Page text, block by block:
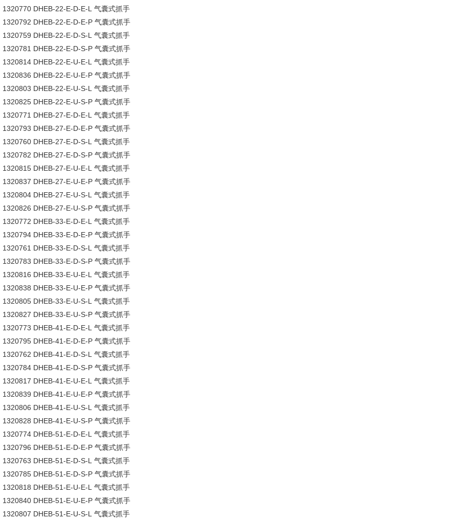
1320770 DHEB-22-E-D-E-L 气囊式抓手
1320792 DHEB-22-E-D-E-P 气囊式抓手
1320759 DHEB-22-E-D-S-L 气囊式抓手
1320781 DHEB-22-E-D-S-P 气囊式抓手
1320814 DHEB-22-E-U-E-L 气囊式抓手
1320836 DHEB-22-E-U-E-P 气囊式抓手
1320803 DHEB-22-E-U-S-L 气囊式抓手
1320825 DHEB-22-E-U-S-P 气囊式抓手
1320771 DHEB-27-E-D-E-L 气囊式抓手
1320793 DHEB-27-E-D-E-P 气囊式抓手
1320760 DHEB-27-E-D-S-L 气囊式抓手
1320782 DHEB-27-E-D-S-P 气囊式抓手
1320815 DHEB-27-E-U-E-L 气囊式抓手
1320837 DHEB-27-E-U-E-P 气囊式抓手
1320804 DHEB-27-E-U-S-L 气囊式抓手
1320826 DHEB-27-E-U-S-P 气囊式抓手
1320772 DHEB-33-E-D-E-L 气囊式抓手
1320794 DHEB-33-E-D-E-P 气囊式抓手
1320761 DHEB-33-E-D-S-L 气囊式抓手
1320783 DHEB-33-E-D-S-P 气囊式抓手
1320816 DHEB-33-E-U-E-L 气囊式抓手
1320838 DHEB-33-E-U-E-P 气囊式抓手
1320805 DHEB-33-E-U-S-L 气囊式抓手
1320827 DHEB-33-E-U-S-P 气囊式抓手
1320773 DHEB-41-E-D-E-L 气囊式抓手
1320795 DHEB-41-E-D-E-P 气囊式抓手
1320762 DHEB-41-E-D-S-L 气囊式抓手
1320784 DHEB-41-E-D-S-P 气囊式抓手
1320817 DHEB-41-E-U-E-L 气囊式抓手
1320839 DHEB-41-E-U-E-P 气囊式抓手
1320806 DHEB-41-E-U-S-L 气囊式抓手
1320828 DHEB-41-E-U-S-P 气囊式抓手
1320774 DHEB-51-E-D-E-L 气囊式抓手
1320796 DHEB-51-E-D-E-P 气囊式抓手
1320763 DHEB-51-E-D-S-L 气囊式抓手
1320785 DHEB-51-E-D-S-P 气囊式抓手
1320818 DHEB-51-E-U-E-L 气囊式抓手
1320840 DHEB-51-E-U-E-P 气囊式抓手
1320807 DHEB-51-E-U-S-L 气囊式抓手